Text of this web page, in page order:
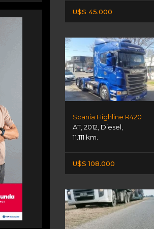
U$S 45.000
Scania Highline R420
AT,2012, Diesel,
11.111 km.
U$S 108.000